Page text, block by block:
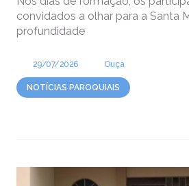
convidados a olhar para a Santa
profundidade
29/07/2026 Ouça
NOTÍCIAS PAROQUIAIS